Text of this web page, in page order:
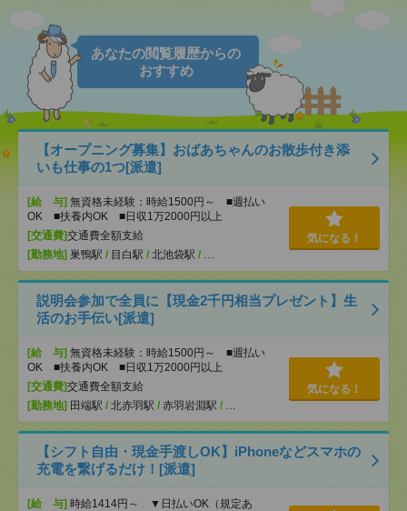
あなたの閲覧履歴からの
おすすめ
【オープニング募集】おばあちゃんのお散歩付き添
いも仕事の1つ[派遣]
[給 与] 無資格未経験：時給1500円～ ■週払い
OK ■扶養内OK ■日収1万2000円以上
[交通費]交通費全額支給
[勤務地] 巣鴨駅 / 目白駅 / 北池袋駅 / …
気になる！
説明会参加で全員に【現金2千円相当プレゼント】生
活のお手伝い[派遣]
[給 与] 無資格未経験：時給1500円～ ■週払い
OK ■扶養内OK ■日収1万2000円以上
[交通費]交通費全額支給
[勤務地] 田端駅 / 北赤羽駅 / 赤羽岩淵駅 / …
気になる！
【シフト自由・現金手渡しOK】iPhoneなどスマホの
充電を繋げるだけ！[派遣]
[給 与] 時給1414円～ ▼日払いOK（規定あ